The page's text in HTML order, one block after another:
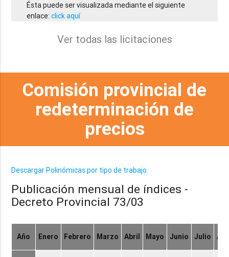
Ésta puede ser visualizada mediante el siguiente
enlace:click aquí
Ver todas las licitaciones
Comisión provincial de
redeterminación de
precios
Descargar Polinómicas por tipo de trabajo.
Publicación mensual de índices -
Decreto Provincial 73/03
Año Enero Febrero Marzo Abril Mayo Junio Julio